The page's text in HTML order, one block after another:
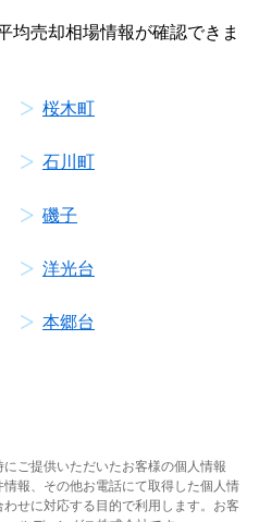
均売却相場情報が確認できま
桜木町
石川町
磯子
洋光台
本郷台
ご提供いただいたお客様の個人情報
情報、その他お電話にて取得した個人情
せに対応する目的で利用します。お客